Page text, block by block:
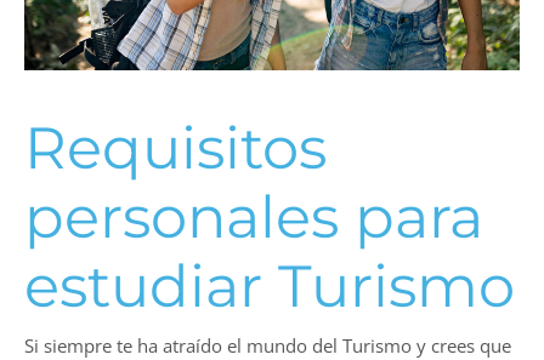
Requisitos
personales para
estudiar Turismo
Si siempre te ha atraído el mundo del Turismo y crees que